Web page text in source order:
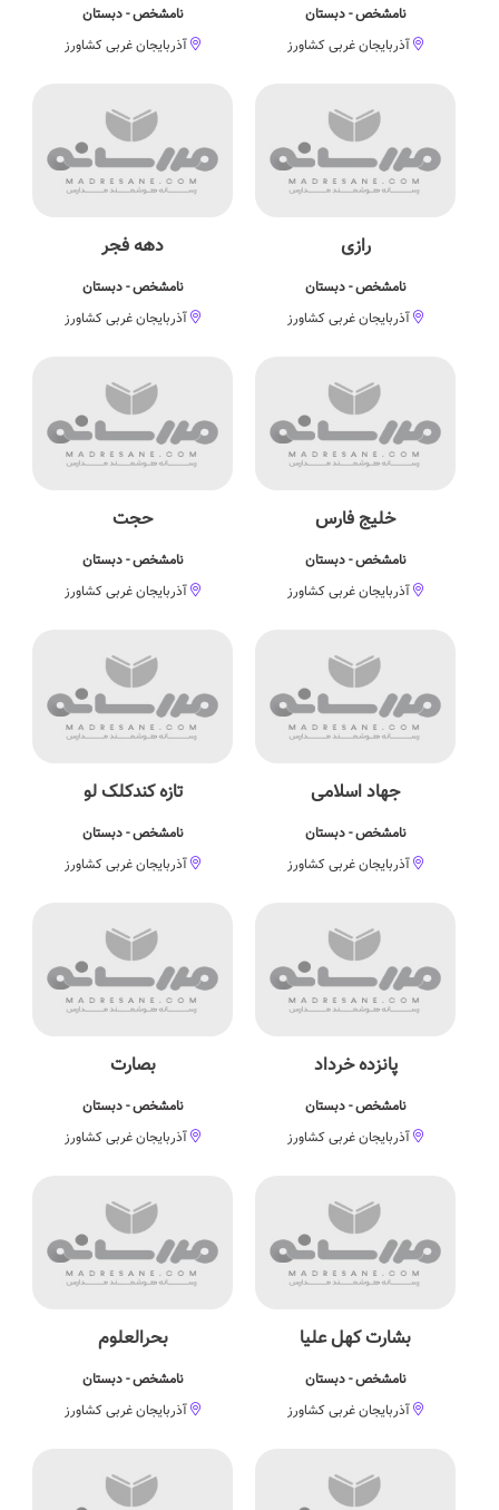
نامشخص - دبستان
آذربایجان غربی کشاورز
نامشخص - دبستان
آذربایجان غربی کشاورز
رازی
نامشخص - دبستان
آذربایجان غربی کشاورز
دهه فجر
نامشخص - دبستان
آذربایجان غربی کشاورز
خلیج فارس
نامشخص - دبستان
آذربایجان غربی کشاورز
حجت
نامشخص - دبستان
آذربایجان غربی کشاورز
جهاد اسلامی
نامشخص - دبستان
آذربایجان غربی کشاورز
تازه کندکلک لو
نامشخص - دبستان
آذربایجان غربی کشاورز
پانزده خرداد
نامشخص - دبستان
آذربایجان غربی کشاورز
بصارت
نامشخص - دبستان
آذربایجان غربی کشاورز
بشارت کهل علیا
نامشخص - دبستان
آذربایجان غربی کشاورز
بحرالعلوم
نامشخص - دبستان
آذربایجان غربی کشاورز